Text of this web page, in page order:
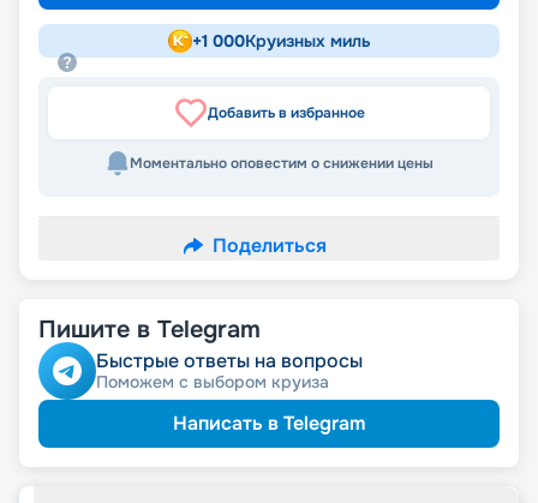
+1 000Круизных миль
Добавить в избранное
Моментально оповестим о снижении цены
Поделиться
Пишите в Telegram
Быстрые ответы на вопросы
Поможем с выбором круиза
Написать в Telegram